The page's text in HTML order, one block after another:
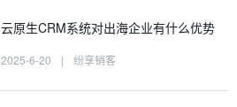
云原生CRM系统对出海企业有什么优势
2025-6-20 | 纷享销客